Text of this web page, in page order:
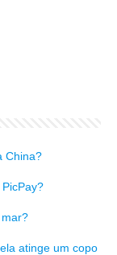
China?
atinge um copo